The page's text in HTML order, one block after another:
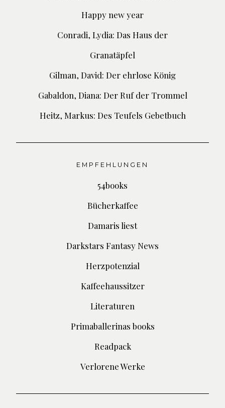
Happy new year
Conradi, Lydia: Das Haus der
Granatäpfel
Gilman, David: Der ehrlose König
Gabaldon, Diana: Der Ruf der Trommel
Heitz, Markus: Des Teufels Gebetbuch
EMPFEHLUNGEN
54books
Bücherkaffee
Damaris liest
Darkstars Fantasy News
Herzpotenzial
Kaffeehaussitzer
Literaturen
Primaballerinas books
Readpack
Verlorene Werke